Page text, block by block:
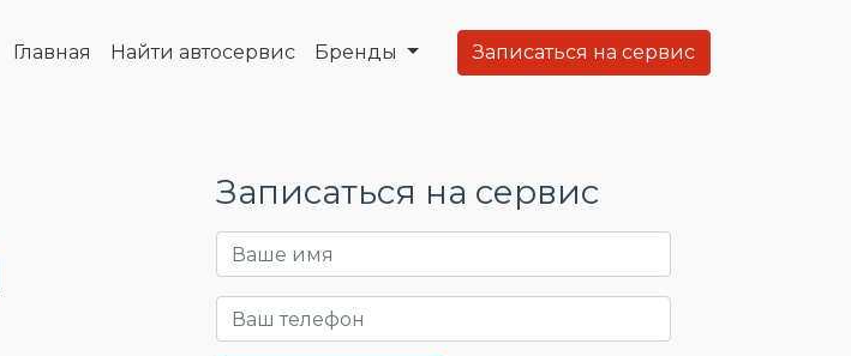
Главная Найти автосервис Бренды Записаться на сервис
Записаться на сервис